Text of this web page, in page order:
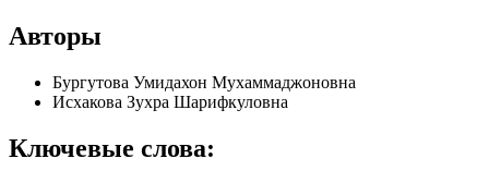
Авторы
Бургутова Умидахон Мухаммаджоновна
Исхакова Зухра Шарифкуловна
Ключевые слова: